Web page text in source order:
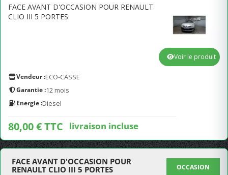
FACE AVANT D'OCCASION POUR RENAULT
CLIO III 5 PORTES
Vendeur :ECO-CASSE
Garantie :12 mois
Energie :Diesel
80,00 € TTC livraison incluse
Voir le produit
FACE AVANT D'OCCASION POUR
RENAULT CLIO III 5 PORTES
OCCASION